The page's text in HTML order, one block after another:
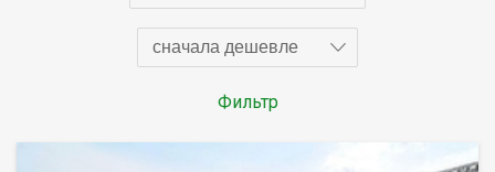
сначала дешевле
Фильтр